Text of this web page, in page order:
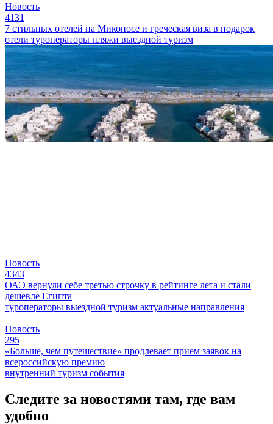
Новость
4131
7 стильных отелей на Миконосе и греческая виза в подарок
отели туроператоры пляжи выездной туризм
Новость
4343
ОАЭ вернули себе третью строчку в рейтинге лета и стали
дешевле Египта
туроператоры выездной туризм актуальные направления
Новость
295
«Больше, чем путешествие» продлевает прием заявок на
всероссийскую премию
внутренний туризм события
Следите за новостями там, где вам
удобно